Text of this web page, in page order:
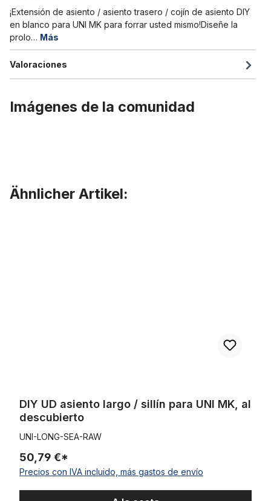
¡Extensión de asiento / asiento trasero / cojín de asiento DIY
en blanco para UNI MK para forrar usted mismo!Diseñe la
prolo… Más
Valoraciones
Imágenes de la comunidad
Ähnlicher Artikel:
DIY UD asiento largo / sillín para UNI MK, al
descubierto
UNI-LONG-SEA-RAW
50,79 €*
Precios con IVA incluido, más gastos de envío